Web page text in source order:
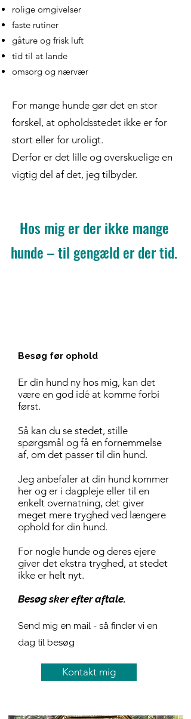
rolige omgivelser
faste rutiner
gåture og frisk luft
tid til at lande
omsorg og nærvær
For mange hunde gør det en stor
forskel, at opholdsstedet ikke er for
stort eller for uroligt.
Derfor er det lille og overskuelige en
vigtig del af det, jeg tilbyder.
Hos mig er der ikke mange
hunde – til gengæld er der tid.
Besøg før ophold
​Er din hund ny hos mig, kan det
være en god idé at komme forbi
først.​
Så kan du se stedet, stille
spørgsmål og få en fornemmelse
af, om det passer til din hund.
Jeg anbefaler at din hund kommer
her og er i dagpleje eller til en
enkelt overnatning, det giver
meget mere tryghed ved længere
ophold for din hund.
For nogle hunde og deres ejere
giver det ekstra tryghed, at stedet
ikke er helt nyt.​
Besøg sker efter aftale.
Send mig en mail - så finder vi en
dag til besøg​​​​​​
Kontakt mig